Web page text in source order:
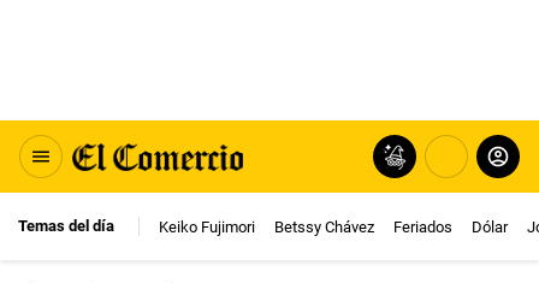
Temas del día Keiko Fujimori Betssy Chávez Feriados Dólar